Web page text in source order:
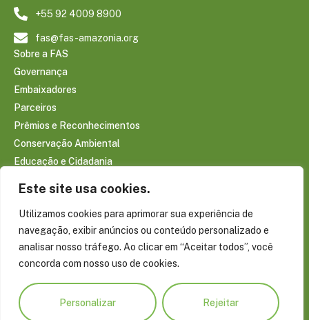
Este site usa cookies.
Utilizamos cookies para aprimorar sua experiência de
navegação, exibir anúncios ou conteúdo personalizado e
analisar nosso tráfego. Ao clicar em “Aceitar todos”, você
concorda com nosso uso de cookies.
Personalizar Rejeitar
+55 92 4009 8900
fas@fas-amazonia.org
Sobre a FAS
Governança
Embaixadores
Parceiros
Prêmios e Reconhecimentos
Conservação Ambiental
Educação e Cidadania
Sociobioeconomia Amazônica
CONTEÚDOS
Notícias
Reportagens
Publicações
Conecte-se com a Amazônia